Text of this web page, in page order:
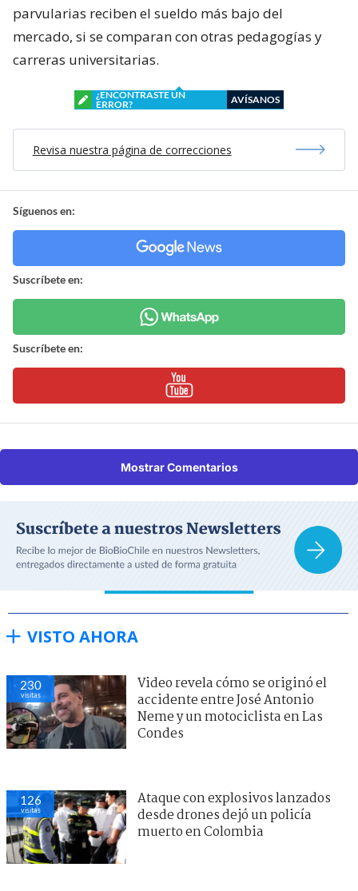
parvularias reciben el sueldo más bajo del
mercado, si se comparan con otras pedagogías y
carreras universitarias.
¿ENCONTRASTE UN
ERROR?
AVÍSANOS
Revisa nuestra página de correcciones
Síguenos en:
Suscríbete en:
Suscríbete en:
Mostrar Comentarios
VISTO AHORA
230
visitas
Video revela cómo se originó el
accidente entre José Antonio
Neme y un motociclista en Las
Condes
126
visitas
Ataque con explosivos lanzados
desde drones dejó un policía
muerto en Colombia